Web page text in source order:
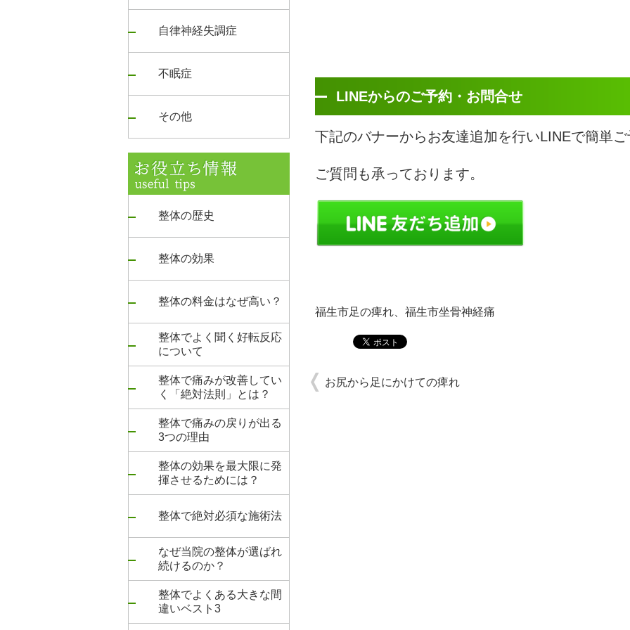
自律神経失調症
不眠症
その他
整体の歴史
整体の効果
整体の料金はなぜ高い？
整体でよく聞く好転反応
について
整体で痛みが改善してい
く「絶対法則」とは？
整体で痛みの戻りが出る
3つの理由
整体の効果を最大限に発
揮させるためには？
整体で絶対必須な施術法
なぜ当院の整体が選ばれ
続けるのか？
整体でよくある大きな間
違いベスト3
LINEからのご予約・お問合せ
下記のバナーからお友達追加を行いLINEで簡単
ご質問も承っております。
福生市足の痺れ、福生市坐骨神経痛
お尻から足にかけての痺れ